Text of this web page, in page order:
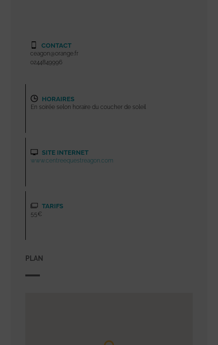
CONTACT
ceagon@orange.fr
0244849996
HORAIRES
En soirée selon horaire du coucher de soleil
SITE INTERNET
www.centreequestreagon.com
TARIFS
55€
PLAN